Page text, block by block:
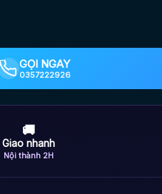
GỌI NGAY
0357222926
🚚
Giao nhanh
Nội thành 2H